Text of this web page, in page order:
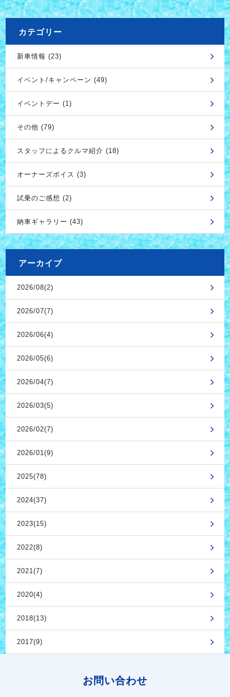
カテゴリー
新車情報 (23)
イベント/キャンペーン (49)
イベントデー (1)
その他 (79)
スタッフによるクルマ紹介 (18)
オーナーズボイス (3)
試乗のご感想 (2)
納車ギャラリー (43)
アーカイブ
2026/08(2)
2026/07(7)
2026/06(4)
2026/05(6)
2026/04(7)
2026/03(5)
2026/02(7)
2026/01(9)
2025(78)
2024(37)
2023(15)
2022(8)
2021(7)
2020(4)
2018(13)
2017(9)
お問い合わせ